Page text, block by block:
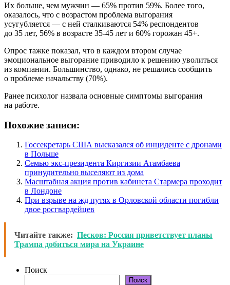
Их больше, чем мужчин — 65% против 59%. Более того,
оказалось, что с возрастом проблема выгорания
усугубляется — с ней сталкиваются 54% респондентов
до 35 лет, 56% в возрасте 35-45 лет и 60% горожан 45+.
Опрос тажке показал, что в каждом втором случае
эмоциональное выгорание приводило к решению уволиться
из компании. Большинство, однако, нe решались сообщить
о проблеме начальству (70%).
Ранее психолог назвала основные симптомы выгорания
на работе.
Похожие записи:
Госсекретарь США высказался об инциденте с дронами
в Польше
Семью экс-президента Киргизии Атамбаева
принудительно выселяют из дома
Масштабная акция против кабинета Стармера проходит
в Лондоне
При взрыве на жд путях в Орловской области погибли
двое росгвардейцев
Читайте также: Песков: Россия приветствует планы
Трампа добиться мира на Украине
Поиск
Поиск